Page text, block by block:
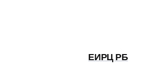
ЕИРЦ РБ